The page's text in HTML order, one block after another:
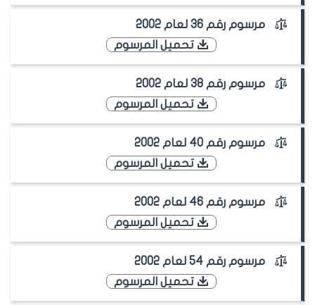
مرسوم رقم 36 لعام 2002
تحميل المرسوم
مرسوم رقم 38 لعام 2002
تحميل المرسوم
مرسوم رقم 40 لعام 2002
تحميل المرسوم
مرسوم رقم 46 لعام 2002
تحميل المرسوم
مرسوم رقم 54 لعام 2002
تحميل المرسوم